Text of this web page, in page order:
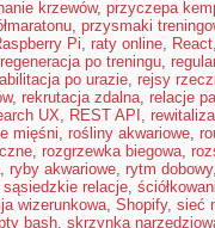
krzewów, przyczepa
, przysmaki
Pi, raty online, React,
regeneracja po treningu,
po urazie, rejsy
, rekrutacja zdalna, relacje
UX, REST API ,
mięśni, rośliny akwariowe,
, rozgrzewka biegowa,
, ryby akwariowe, rytm dobowy,
sąsiedzkie relacje,
wizerunkowa, Shopify, sieć
bash, skrzynka